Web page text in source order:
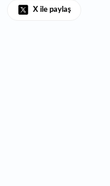
X ile paylaş